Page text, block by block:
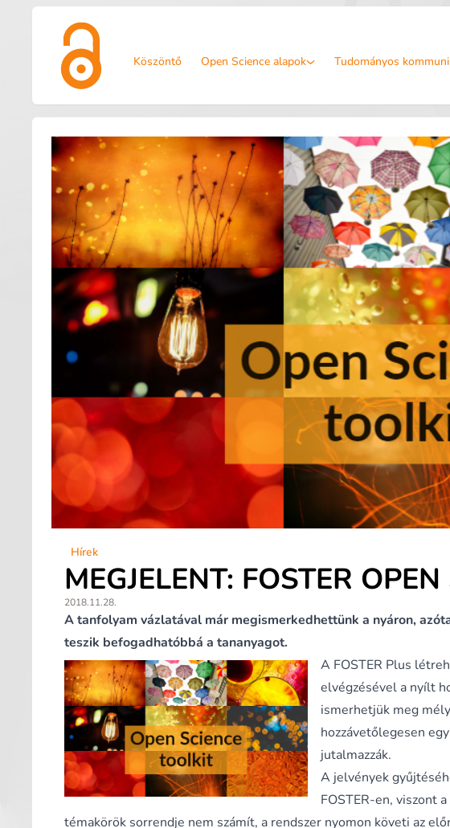
Köszöntő Open Science alapok Tudományos
Hírek
MEGJELENT: FOSTER
2018.11.28.
A tanfolyam vázlatával már megismerkedhettünk a nyáron,
teszik befogadhatóbbá a tananyagot.
A FOSTER Plus
elvégzésével a nyílt
ismerhetjük meg
hozzávetőlegesen
jutalmazzák.
A jelvények
FOSTER-en, viszont
témakörök sorrendje nem számít, a rendszer nyomon követi az